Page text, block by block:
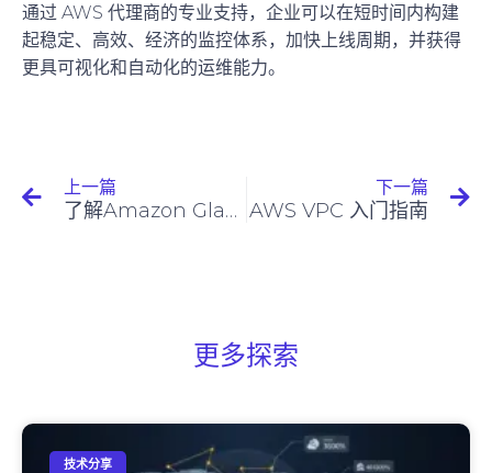
通过 AWS 代理商的专业支持，企业可以在短时间内构建
起稳定、高效、经济的监控体系，加快上线周期，并获得
更具可视化和自动化的运维能力。
上一篇
了解Amazon Glacier Pricing（定价）
下一篇
AWS VPC 入门指南
更多探索
技术分享